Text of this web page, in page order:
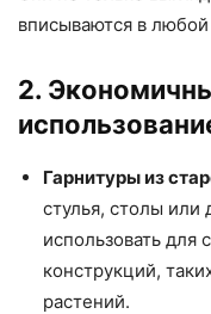
вписываются в
2.
Гарнитуры из
стулья, столы
использовать для
конструкций,
растений.